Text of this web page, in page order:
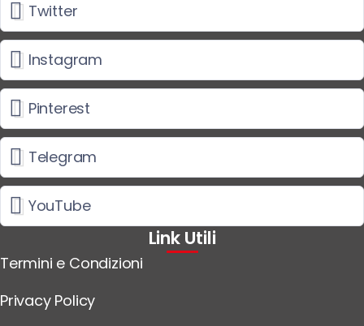
Twitter
Instagram
Pinterest
Telegram
YouTube
Link Utili
Termini e Condizioni
Privacy Policy